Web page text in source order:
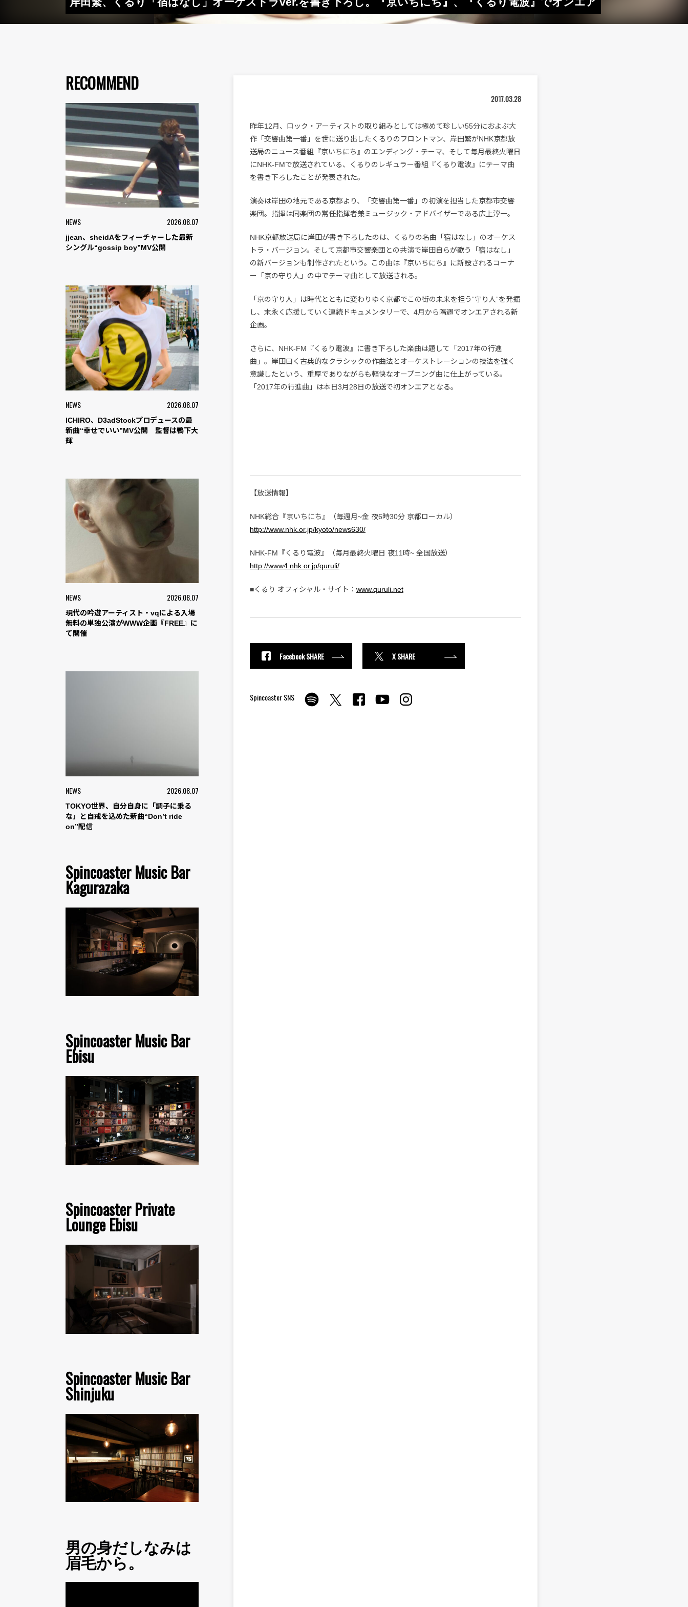
RECOMMEND
NEWS 2026.08.07
jjean、sheidAをフィーチャーした最新
シングル“gossip boy”MV公開
NEWS 2026.08.07
ICHIRO、D3adStockプロデュースの最
新曲“幸せでいい”MV公開 監督は鴨下大
輝
NEWS 2026.08.07
現代の吟遊アーティスト・vqによる入場
無料の単独公演がWWW企画『FREE』に
て開催
NEWS 2026.08.07
TOKYO世界、自分自身に「調子に乗る
な」と自戒を込めた新曲“Don’t ride
on”配信
Spincoaster Music Bar
Kagurazaka
Spincoaster Music Bar
Ebisu
Spincoaster Private
Lounge Ebisu
Spincoaster Music Bar
Shinjuku
男の身だしなみは
眉毛から。
2017.03.28
昨年12月、ロック・アーティストの取り組みとしては極めて珍しい55分におよぶ大
作「交響曲第一番」を世に送り出したくるりのフロントマン、岸田繁がNHK京都放
送局のニュース番組『京いちにち』のエンディング・テーマ、そして毎月最終火曜日
にNHK-FMで放送されている、くるりのレギュラー番組『くるり電波』にテーマ曲
を書き下ろしたことが発表された。
演奏は岸田の地元である京都より、「交響曲第一番」の初演を担当した京都市交響
楽団。指揮は同楽団の常任指揮者兼ミュージック・アドバイザーである広上淳一。
NHK京都放送局に岸田が書き下ろしたのは、くるりの名曲「宿はなし」のオーケス
トラ・バージョン。そして京都市交響楽団との共演で岸田自らが歌う「宿はなし」
の新バージョンも制作されたという。この曲は『京いちにち』に新設されるコーナ
ー「京の守り人」の中でテーマ曲として放送される。
「京の守り人」は時代とともに変わりゆく京都でこの街の未来を担う”守り人”を発掘
し、末永く応援していく連続ドキュメンタリーで、4月から隔週でオンエアされる新
企画。
さらに、NHK-FM『くるり電波』に書き下ろした楽曲は題して「2017年の行進
曲」。岸田曰く古典的なクラシックの作曲法とオーケストレーションの技法を強く
意識したという、重厚でありながらも軽快なオープニング曲に仕上がっている。
「2017年の行進曲」は本日3月28日の放送で初オンエアとなる。
【放送情報】
NHK総合『京いちにち』（毎週月~金 夜6時30分 京都ローカル）
http://www.nhk.or.jp/kyoto/news630/
NHK-FM『くるり電波』（毎月最終火曜日 夜11時~ 全国放送）
http://www4.nhk.or.jp/quruli/
■くるり オフィシャル・サイト： www.quruli.net
Facebook SHARE X SHARE
Spincoaster SNS